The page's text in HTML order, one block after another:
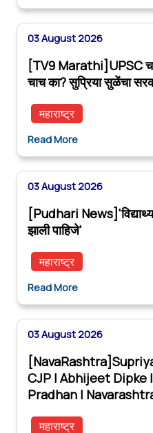
03 August 2026
[TV9 Marathi]UPSC
चाच का? सुप्रिया सुळेंचा
महाराष्ट्र
Read More
03 August 2026
[Pudhari
झाली पाहिजे'
महाराष्ट्र
Read More
03 August 2026
CJP | Abhijeet Dipke
Pradhan |
महाराष्ट्र